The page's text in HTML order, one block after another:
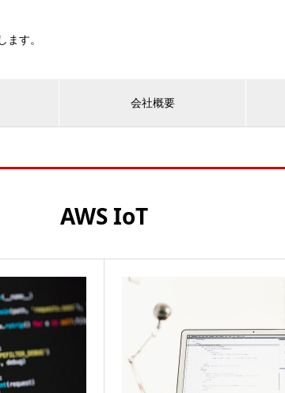
す。
会社概要
AWS IoT